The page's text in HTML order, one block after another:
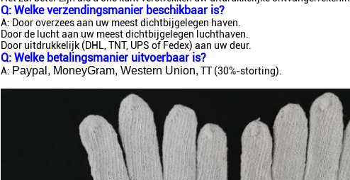
Q: Welke verzendingsmanier beschikbaar is?
A: Door overzees aan uw meest dichtbijgelegen haven.
Door de lucht aan uw meest dichtbijgelegen luchthaven.
Door uitdrukkelijk (DHL, TNT, UPS of Fedex) aan uw deur.
Q: Welke betalingsmanier uitvoerbaar is?
A: Paypal, MoneyGram, Western Union, TT (30%-storting).